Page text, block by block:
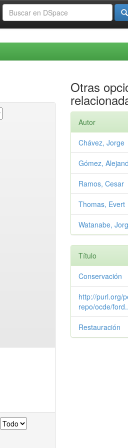
Otras
Autor
Chávez, Jorge
Gómez,
Ramos, Cesar
Thomas, Evert
Watanabe,
Título
Conservación
http://purl.org/
repo/ocde/
Restauración